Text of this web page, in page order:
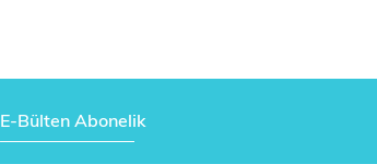
E-Bülten Abonelik